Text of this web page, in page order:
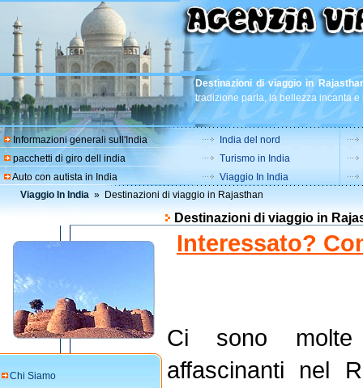
Destinazioni di viaggio in
tradizione parla, la bellezza incanta e
Informazioni generali sull'India
pacchetti di giro dell india
Auto con autista in India
India del nord
Turismo in India
Viaggio In India
Viaggio In India » Destinazioni di viaggio in Rajasthan
Destinazioni di viaggio in
Chi Siamo
Interessato?
Ci sono molte
affascinanti nel